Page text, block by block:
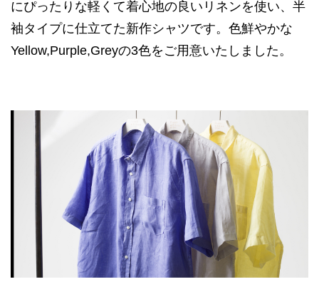
にぴったりな軽くて着心地の良いリネンを使い、半
袖タイプに仕立てた新作シャツです。色鮮やかな
Yellow,Purple,Greyの3色をご用意いたしました。